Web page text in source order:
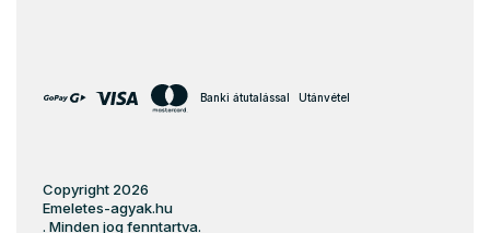
Banki átutalással Utánvétel
Copyright 2026
Emeletes-agyak.hu
. Minden jog fenntartva.